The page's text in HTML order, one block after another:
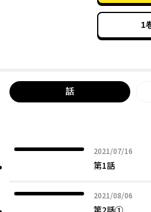
第27回電撃大賞《大賞》受賞のバデ
1
話
2021/07/16
2021年07月16日
第1話
2021/08/06
2021年08月06日
第2話①